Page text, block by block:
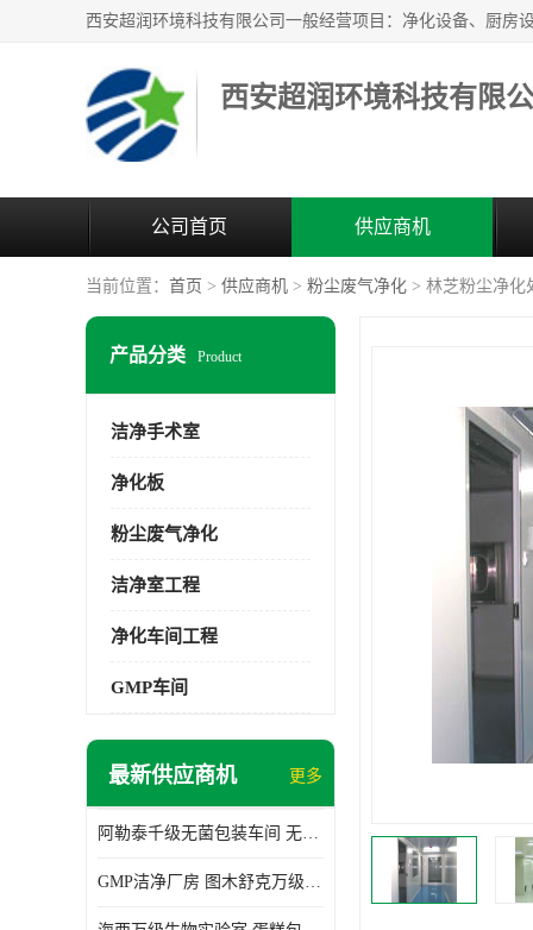
西安超润环境科技有限
公司首页 供应商机
当前位置： 首页 > 供应商机 > 粉尘废气净化 > 林芝粉尘净化
产品分类 Product
洁净手术室
净化板
粉尘废气净化
洁净室工程
净化车间工程
GMP车间
最新供应商机 更多
阿勒泰千级无菌包装车间 无尘车间 欢迎选购
GMP洁净厂房 图木舒克万级GMP洁净厂房价格